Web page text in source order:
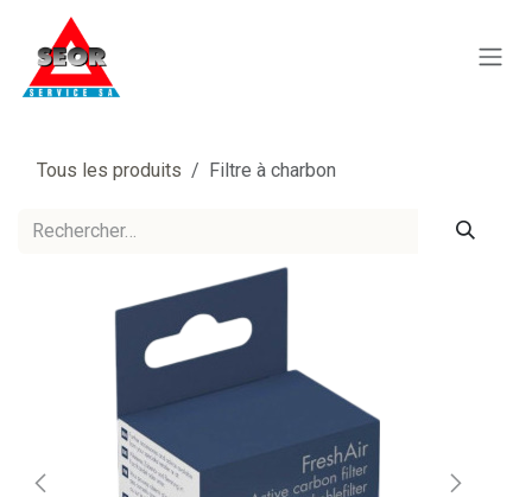
Se rendre au contenu
Tous les produits Filtre à charbon